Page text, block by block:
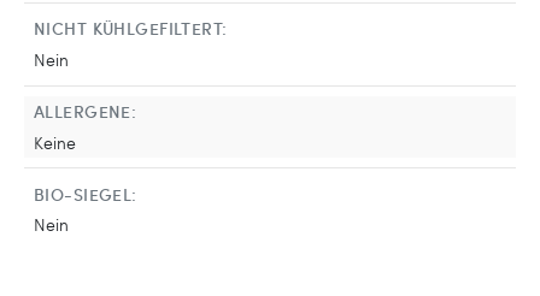
NICHT KÜHLGEFILTERT:
Nein
ALLERGENE:
Keine
BIO-SIEGEL:
Nein